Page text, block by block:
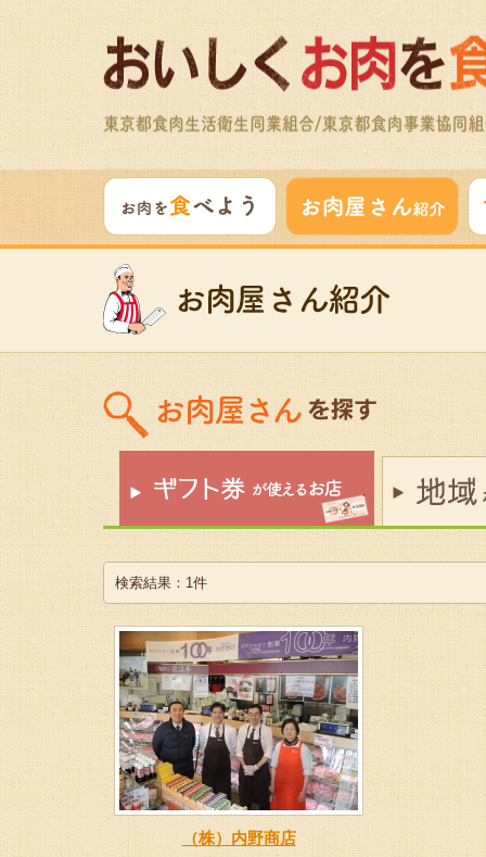
検索結果：1件
（株）内野商店